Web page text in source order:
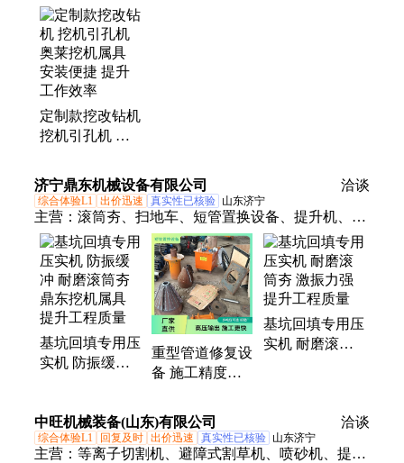
顶管机、制氮机、单轨运输车、激光切割机、沥青拌
合机、挖机清淤泵、相贯线切割机、电磁吸盘、滑移
装载机、蒸汽养护机、升降柱、扫地车、混凝土输送
泵、热熔划线机、液压扳手、皮带硫化机、挖机加长
臂、破碎锤、避障式割草机、隧道凿毛机、护栏清洗
机、马路吹风机
定制款挖改钻机
挖机引孔机 奥
装便捷 提升工
作效率
济宁鼎东机械设备有限公司 洽谈
综合体验L1 出价迅速 真实性已核验 山东济宁
主营： 滚筒夯、扫地车、短管置换设备、提升机、破
碎锤、锚索切割机、破冰机、液压剪、等离子切割
机、劈裂机、岩石锯、板换夹紧器、焊网机、顶管
机、皮带取样机、生物质燃烧机、喷砂机、激光除锈
机、制氮机、装载机扫路车、马路吹风机、铣挖机、
污水处理设备、洗车机、截桩机、轨道运输车
基坑回填专用压
实机 防振缓冲
升工程质量
重型管道修复设
备 施工精度更
机 鼎东 提升生
活质量
基坑回填专用压
实机 耐磨滚筒
中旺机械装备(山东)有限公司 洽谈
综合体验L1 回复及时 出价迅速 真实性已核验 山东济宁
主营： 等离子切割机、避障式割草机、喷砂机、提升